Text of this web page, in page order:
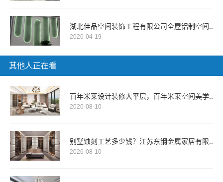
湖北佳品空间装饰工程有限公司全屋铝制空间..
2026-04-19
其他人正在看
百年米莱设计装修大平层，百年米莱空间美学..
2026-08-10
别墅蚀刻工艺多少钱？江苏东钢金属家居有限..
2026-08-10